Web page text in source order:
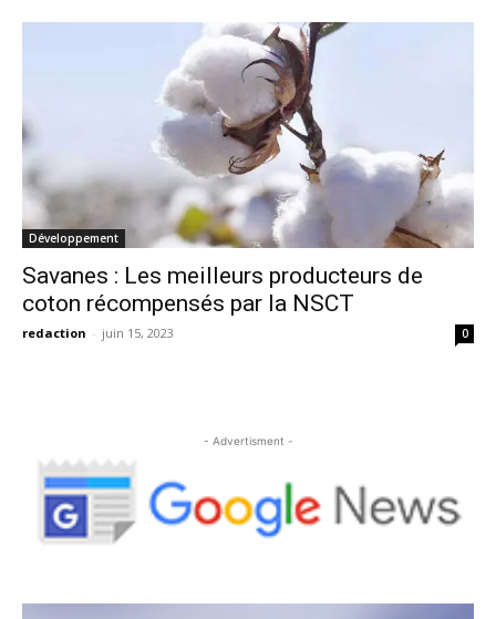
Développement
Savanes : Les meilleurs producteurs de
coton récompensés par la NSCT
redaction - juin 15, 2023 0
- Advertisment -